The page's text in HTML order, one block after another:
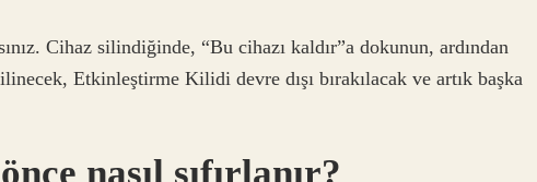
Cihaz silindiğinde, “Bu cihazı kaldır”a dokunun, ardından
Etkinleştirme Kilidi devre dışı bırakılacak ve artık başka
nasıl sıfırlanır?